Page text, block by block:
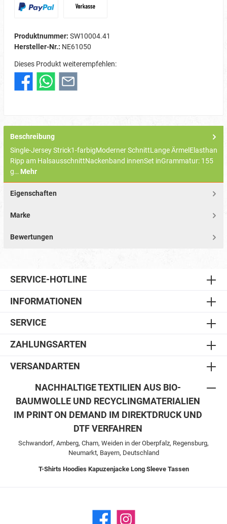
Produktnummer: SW10004.41
Hersteller-Nr.: NE61050
Dieses Produkt weiterempfehlen:
Beschreibung
Single-Jersey Strick1-farbigModerner SchnittLange ÄrmelElasthan
Ripp am HalsausschnittNackenband innenSet inGrammatur: 155
g… Mehr
Eigenschaften
Marke
Bewertungen
SERVICE-HOTLINE
INFORMATIONEN
SERVICE
ZAHLUNGSARTEN
VERSANDARTEN
NACHHALTIGE TEXTILIEN AUS BIO-
BAUMWOLLE UND RECYCLINGMATERIALIEN
IM PRINT ON DEMAND IM DIREKTDRUCK UND
DTF VERFAHREN
Schwandorf, Amberg, Cham, Weiden in der Oberpfalz, Regensburg,
Neumarkt, Bayern, Deutschland
T-Shirts Hoodies Kapuzenjacke Long Sleeve Tassen